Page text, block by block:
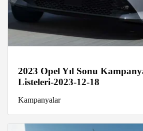
2023 Opel Yıl Sonu
Listeleri-2023-12-18
Kampanyalar